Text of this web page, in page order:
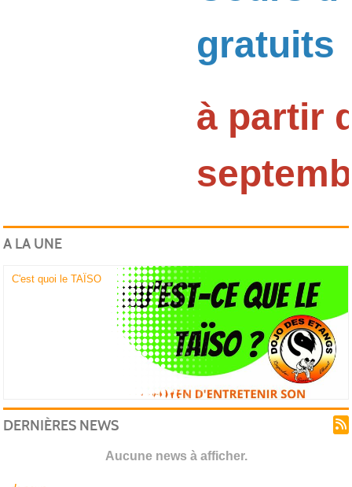
gratuits
à partir
A LA UNE
C'est quoi le TAÏSO
DERNIÈRES NEWS
Aucune news à afficher.